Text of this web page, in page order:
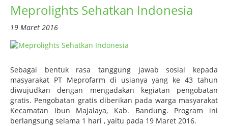
Meprolights Sehatkan Indonesia
19 Maret 2016
Sebagai bentuk rasa tanggung jawab sosial kepada
masyarakat PT Meprofarm di usianya yang ke 43 tahun
diwujudkan dengan mengadakan kegiatan pengobatan
gratis. Pengobatan gratis diberikan pada warga masyarakat
Kecamatan Ibun Majalaya, Kab. Bandung. Program ini
berlangsung selama 1 hari , yaitu pada 19 Maret 2016.